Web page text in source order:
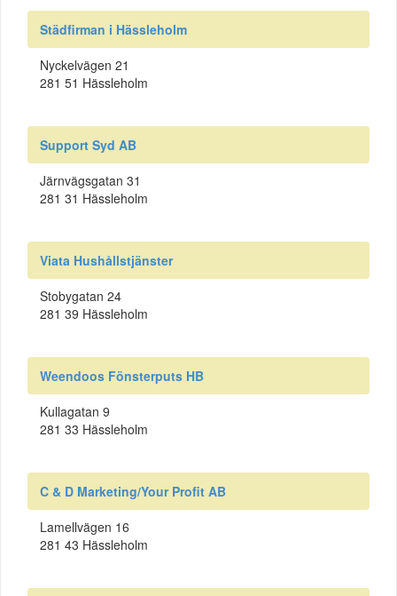
Städfirman i Hässleholm
Nyckelvägen 21
281 51 Hässleholm
Support Syd AB
Järnvägsgatan 31
281 31 Hässleholm
Viata Hushållstjänster
Stobygatan 24
281 39 Hässleholm
Weendoos Fönsterputs HB
Kullagatan 9
281 33 Hässleholm
C & D Marketing/Your Profit AB
Lamellvägen 16
281 43 Hässleholm